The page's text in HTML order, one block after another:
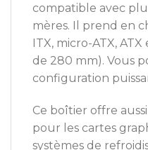
compatible avec
mères. Il prend en
ITX, micro-ATX,
de 280 mm). Vous
configuration
Ce boîtier offre
pour les cartes
systèmes de